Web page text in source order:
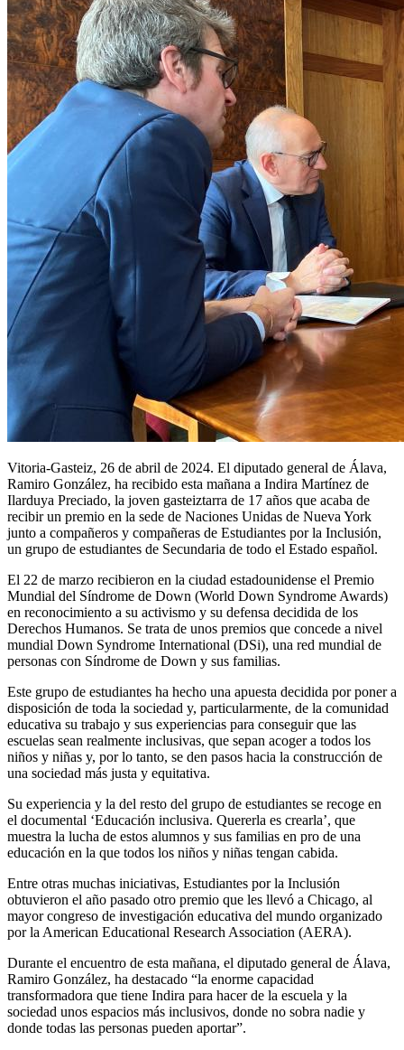
Vitoria-Gasteiz, 26 de abril de 2024. El diputado general de Álava,
Ramiro González, ha recibido esta mañana a Indira Martínez de
Ilarduya Preciado, la joven gasteiztarra de 17 años que acaba de
recibir un premio en la sede de Naciones Unidas de Nueva York
junto a compañeros y compañeras de Estudiantes por la Inclusión,
un grupo de estudiantes de Secundaria de todo el Estado español.
El 22 de marzo recibieron en la ciudad estadounidense el Premio
Mundial del Síndrome de Down (World Down Syndrome Awards)
en reconocimiento a su activismo y su defensa decidida de los
Derechos Humanos. Se trata de unos premios que concede a nivel
mundial Down Syndrome International (DSi), una red mundial de
personas con Síndrome de Down y sus familias.
Este grupo de estudiantes ha hecho una apuesta decidida por poner a
disposición de toda la sociedad y, particularmente, de la comunidad
educativa su trabajo y sus experiencias para conseguir que las
escuelas sean realmente inclusivas, que sepan acoger a todos los
niños y niñas y, por lo tanto, se den pasos hacia la construcción de
una sociedad más justa y equitativa.
Su experiencia y la del resto del grupo de estudiantes se recoge en
el documental ‘Educación inclusiva. Quererla es crearla’, que
muestra la lucha de estos alumnos y sus familias en pro de una
educación en la que todos los niños y niñas tengan cabida.
Entre otras muchas iniciativas, Estudiantes por la Inclusión
obtuvieron el año pasado otro premio que les llevó a Chicago, al
mayor congreso de investigación educativa del mundo organizado
por la American Educational Research Association (AERA).
Durante el encuentro de esta mañana, el diputado general de Álava,
Ramiro González, ha destacado “la enorme capacidad
transformadora que tiene Indira para hacer de la escuela y la
sociedad unos espacios más inclusivos, donde no sobra nadie y
donde todas las personas pueden aportar”.